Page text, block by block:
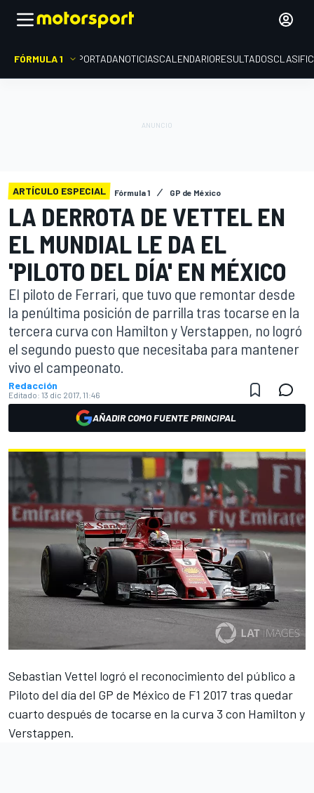
FÓRMULA 1 PORTADANOTICIASCALENDARIORESULTADOS
ARTÍCULO ESPECIAL Fórmula 1 GP de México
LA DERROTA DE VETTEL EN
EL MUNDIAL LE DA EL
'PILOTO DEL DÍA' EN MÉXICO
El piloto de Ferrari, que tuvo que remontar desde
la penúltima posición de parrilla tras tocarse en la
tercera curva con Hamilton y Verstappen, no logró
el segundo puesto que necesitaba para mantener
vivo el campeonato.
Redacción
Editado: 13 dic 2017, 11:46
AÑADIR COMO FUENTE PRINCIPAL
Sebastian Vettel logró el reconocimiento del público a
Piloto del día del GP de México de F1 2017 tras quedar
cuarto después de tocarse en la curva 3 con Hamilton y
Verstappen.